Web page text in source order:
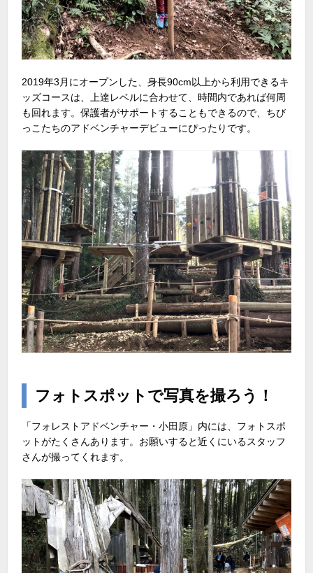
2019年3月にオープンした、身長90cm以上から利用できるキ
ッズコースは、上達レベルに合わせて、時間内であれば何周
も回れます。保護者がサポートすることもできるので、ちび
っこたちのアドベンチャーデビューにぴったりです。
フォトスポットで写真を撮ろう！
「フォレストアドベンチャー・小田原」内には、フォトスポ
ットがたくさんあります。お願いすると近くにいるスタッフ
さんが撮ってくれます。